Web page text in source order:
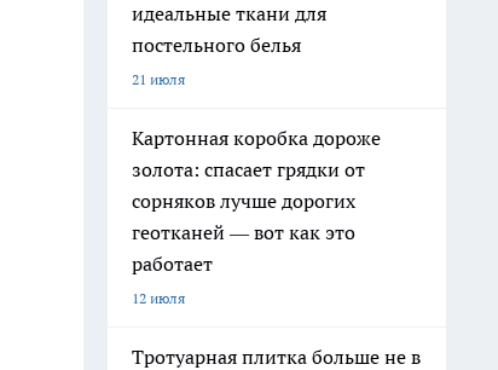
идеальные ткани для
постельного белья
21 июля
Картонная коробка дороже
золота: спасает грядки от
сорняков лучше дорогих
геотканей — вот как это
работает
12 июля
Тротуарная плитка больше не в